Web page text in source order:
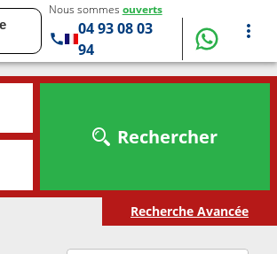
Nous sommes ouverts
04 93 08 03
94
Rechercher
Recherche Avancée